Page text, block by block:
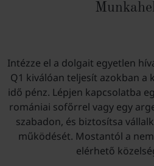
Intézze el a dolgait egyetlen
Q1 kiválóan teljesít azokban a
idő pénz. Lépjen kapcsolatba
romániai sofőrrel vagy egy
szabadon, és biztosítsa
működését. Mostantól a
elérhető